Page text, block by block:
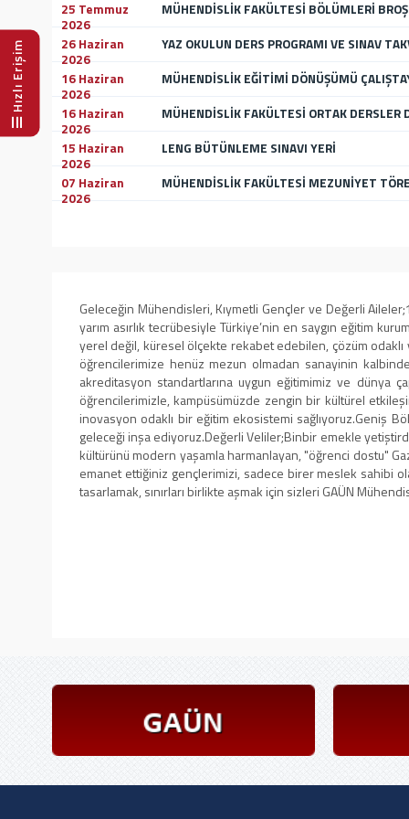
Hızlı Erişim
25 Temmuz
2026
MÜHENDİSLİK FAKÜLTESİ BÖLÜMLERİ
26 Haziran
2026
YAZ OKULUN DERS PROGRAMI VE SINAV
16 Haziran
2026
MÜHENDİSLİK EĞİTİMİ DÖNÜŞÜMÜ
16 Haziran
2026
MÜHENDİSLİK FAKÜLTESİ ORTAK DERSLER
15 Haziran
2026
LENG BÜTÜNLEME SINAVI YERİ
07 Haziran
2026
MÜHENDİSLİK FAKÜLTESİ MEZUNİYET
Geleceğin Mühendisleri, Kıymetli Gençler ve Değerli
yarım asırlık tecrübesiyle Türkiye’nin en saygın eğitim
yerel değil, küresel ölçekte rekabet edebilen, çözüm
öğrencilerimize henüz mezun olmadan sanayinin
akreditasyon standartlarına uygun eğitimimiz ve dünya
öğrencilerimizle, kampüsümüzde zengin bir kültürel
inovasyon odaklı bir eğitim ekosistemi sağlıyoruz. ​Geniş
geleceği inşa ediyoruz. ​Değerli Veliler; ​Binbir emekle
kültürünü modern yaşamla harmanlayan, "öğrenci dostu"
emanet ettiğiniz gençlerimizi, sadece birer meslek sahibi
tasarlamak, sınırları birlikte aşmak için sizleri GAÜN